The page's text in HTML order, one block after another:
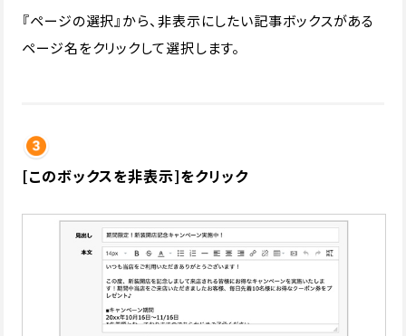
『ページの選択』から、非表示にしたい記事ボックスがある
ページ名をクリックして選択します。
[このボックスを非表示]をクリック